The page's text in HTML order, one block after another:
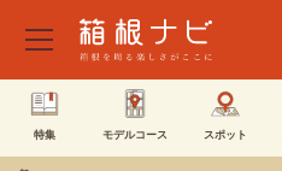
特集 モデルコース スポット